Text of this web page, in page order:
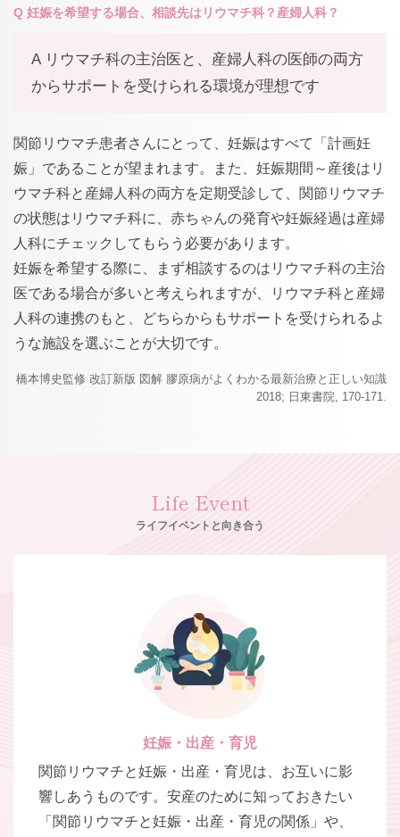
Q 妊娠を希望する場合、相談先はリウマチ科？産婦人科？
A リウマチ科の主治医と、産婦人科の医師の両方
からサポートを受けられる環境が理想です
関節リウマチ患者さんにとって、妊娠はすべて「計画妊
娠」であることが望まれます。また、妊娠期間～産後はリ
ウマチ科と産婦人科の両方を定期受診して、関節リウマチ
の状態はリウマチ科に、赤ちゃんの発育や妊娠経過は産婦
人科にチェックしてもらう必要があります。
妊娠を希望する際に、まず相談するのはリウマチ科の主治
医である場合が多いと考えられますが、リウマチ科と産婦
人科の連携のもと、どちらからもサポートを受けられるよ
うな施設を選ぶことが大切です。
橋本博史監修 改訂新版 図解 膠原病がよくわかる最新治療と正しい知識
2018; 日東書院, 170-171.
Life Event
ライフイベントと向き合う
妊娠・出産・育児
関節リウマチと妊娠・出産・育児は、お互いに影
響しあうものです。安産のために知っておきたい
「関節リウマチと妊娠・出産・育児の関係」や、